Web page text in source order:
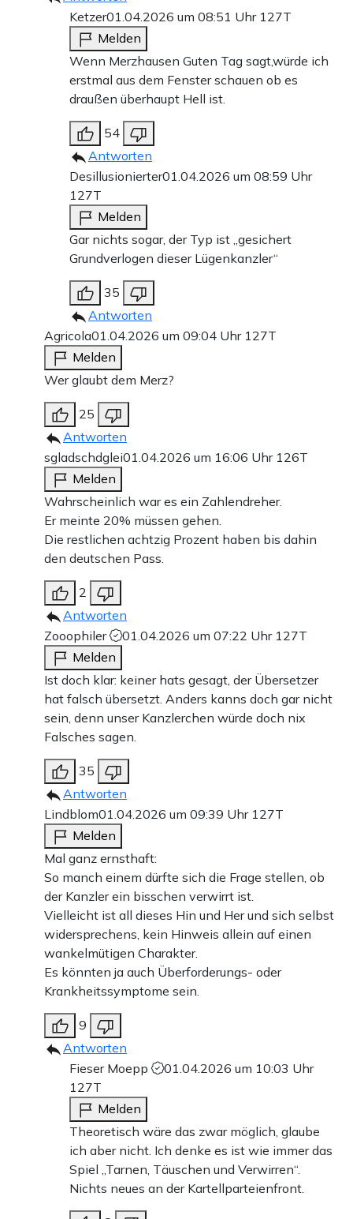
Ketzer01.04.2026 um 08:51 Uhr 127T
Melden
Wenn Merzhausen Guten Tag sagt,würde ich
erstmal aus dem Fenster schauen ob es
draußen überhaupt Hell ist.
54
Antworten
Desillusionierter01.04.2026 um 08:59 Uhr
127T
Melden
Gar nichts sogar, der Typ ist „gesichert
Grundverlogen dieser Lügenkanzler“
35
Antworten
Agricola01.04.2026 um 09:04 Uhr 127T
Melden
Wer glaubt dem Merz?
25
Antworten
sgladschdglei01.04.2026 um 16:06 Uhr 126T
Melden
Wahrscheinlich war es ein Zahlendreher.
Er meinte 20% müssen gehen.
Die restlichen achtzig Prozent haben bis dahin
den deutschen Pass.
2
Antworten
Zooophiler
01.04.2026 um 07:22 Uhr 127T
Melden
Ist doch klar: keiner hats gesagt, der Übersetzer
hat falsch übersetzt. Anders kanns doch gar nicht
sein, denn unser Kanzlerchen würde doch nix
Falsches sagen.
35
Antworten
Lindblom01.04.2026 um 09:39 Uhr 127T
Melden
Mal ganz ernsthaft:
So manch einem dürfte sich die Frage stellen, ob
der Kanzler ein bisschen verwirrt ist.
Vielleicht ist all dieses Hin und Her und sich selbst
widersprechens, kein Hinweis allein auf einen
wankelmütigen Charakter.
Es könnten ja auch Überforderungs- oder
Krankheitssymptome sein.
9
Antworten
Fieser Moepp
01.04.2026 um 10:03 Uhr
127T
Melden
Theoretisch wäre das zwar möglich, glaube
ich aber nicht. Ich denke es ist wie immer das
Spiel „Tarnen, Täuschen und Verwirren“.
Nichts neues an der Kartellparteienfront.